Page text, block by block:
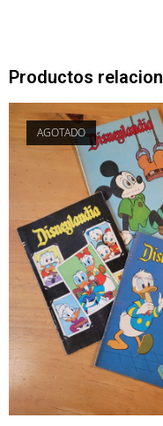
Productos
AGOTADO